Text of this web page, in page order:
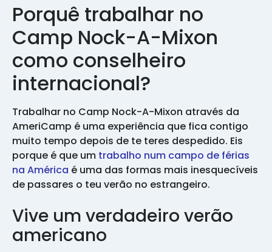
Porquê trabalhar no
Camp Nock-A-Mixon
como conselheiro
internacional?
Trabalhar no Camp Nock-A-Mixon através da
AmeriCamp é uma experiência que fica contigo
muito tempo depois de te teres despedido. Eis
porque é que um trabalho num campo de férias
na América é uma das formas mais inesquecíveis
de passares o teu verão no estrangeiro.
Vive um verdadeiro verão
americano